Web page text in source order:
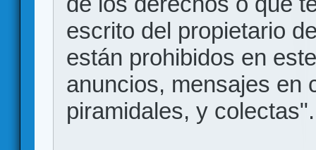
escrito del propietario
están prohibidos en
anuncios, mensajes en
piramidales, y colectas".